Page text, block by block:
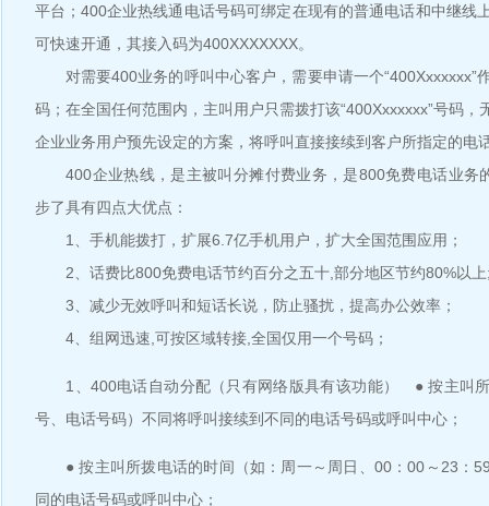
平台；400企业热线通电话号码可绑定在现有的普通电话和中继线
可快速开通，其接入码为400XXXXXXX。
对需要400业务的呼叫中心客户，需要申请一个“400Xxxxxxx”
码；在全国任何范围内，主叫用户只需拨打该“400Xxxxxxx”号码，
企业业务用户预先设定的方案，将呼叫直接接续到客户所指定的电
400企业热线，是主被叫分摊付费业务，是800免费电话业务
步了具有四点大优点：
1、手机能拨打，扩展6.7亿手机用户，扩大全国范围应用；
2、话费比800免费电话节约百分之五十,部分地区节约80%以上
3、减少无效呼叫和短话长说，防止骚扰，提高办公效率；
4、组网迅速,可按区域转接,全国仅用一个号码；
1、400电话自动分配（只有网络版具有该功能） ● 按主叫所
号、电话号码）不同将呼叫接续到不同的电话号码或呼叫中心；
● 按主叫所拨电话的时间（如：周一～周日、00：00～23：
同的电话号码或呼叫中心；